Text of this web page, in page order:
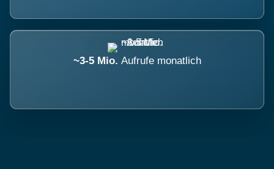
~3-5 Mio. Aufrufe monatlich